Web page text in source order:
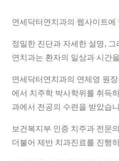
연세닥터연치과의 웹사이트
정밀한 진단과 자세한 설명,
연치과는 환자의 일상과 시간
연세닥터연치과의 연제영 원
에서 치주학 박사학위를 취득
과에서 전공의 수련을 받았습
보건복지부 인증 치주과 전문
더불어 제반 치과진료를 진행